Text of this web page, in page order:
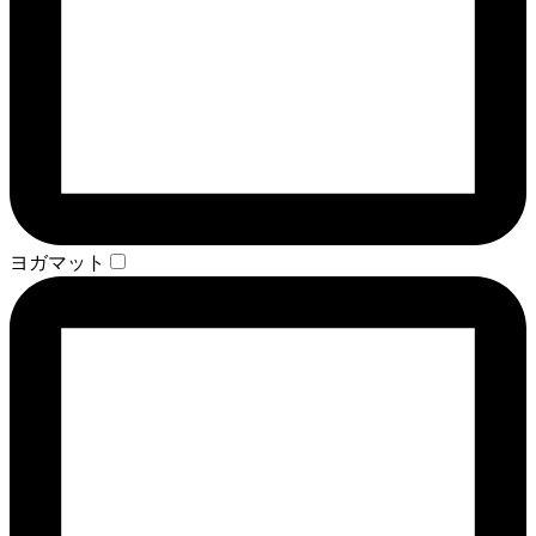
ヨガマット